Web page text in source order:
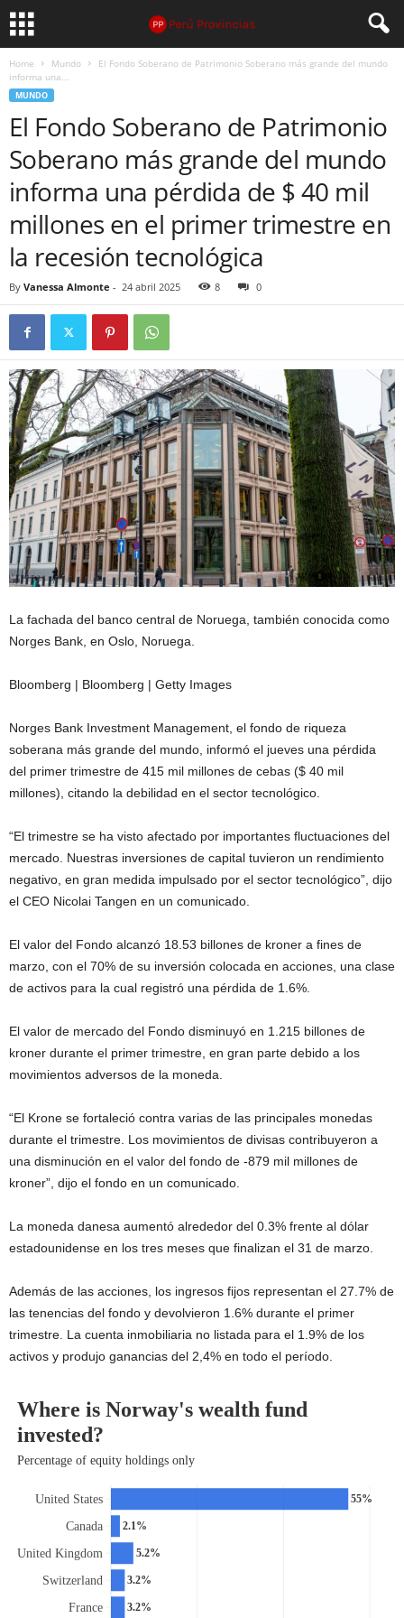
Home Mundo
El Fondo Soberano de Patrimonio Soberano más grande del mundo
informa una...
MUNDO
El Fondo Soberano de Patrimonio
Soberano más grande del mundo
informa una pérdida de $ 40 mil
millones en el primer trimestre en
la recesión tecnológica
By Vanessa Almonte - 24 abril 2025 8 0
La fachada del banco central de Noruega, también conocida como
Norges Bank, en Oslo, Noruega.
Bloomberg | Bloomberg | Getty Images
Norges Bank Investment Management, el fondo de riqueza
soberana más grande del mundo, informó el jueves una pérdida
del primer trimestre de 415 mil millones de cebas ($ 40 mil
millones), citando la debilidad en el sector tecnológico.
“El trimestre se ha visto afectado por importantes fluctuaciones del
mercado. Nuestras inversiones de capital tuvieron un rendimiento
negativo, en gran medida impulsado por el sector tecnológico”, dijo
el CEO Nicolai Tangen en un comunicado.
El valor del Fondo alcanzó 18.53 billones de kroner a fines de
marzo, con el 70% de su inversión colocada en acciones, una clase
de activos para la cual registró una pérdida de 1.6%.
El valor de mercado del Fondo disminuyó en 1.215 billones de
kroner durante el primer trimestre, en gran parte debido a los
movimientos adversos de la moneda.
“El Krone se fortaleció contra varias de las principales monedas
durante el trimestre. Los movimientos de divisas contribuyeron a
una disminución en el valor del fondo de -879 mil millones de
kroner”, dijo el fondo en un comunicado.
La moneda danesa aumentó alrededor del 0.3% frente al dólar
estadounidense en los tres meses que finalizan el 31 de marzo.
Además de las acciones, los ingresos fijos representan el 27.7% de
las tenencias del fondo y devolvieron 1.6% durante el primer
trimestre. La cuenta inmobiliaria no listada para el 1.9% de los
activos y produjo ganancias del 2,4% en todo el período.